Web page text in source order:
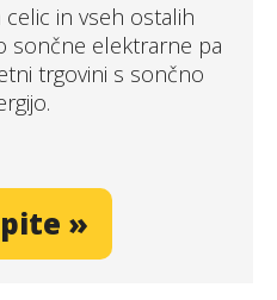
in vseh ostalih
sončne elektrarne pa
trgovini s sončno
»